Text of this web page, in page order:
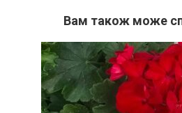
Вам також може